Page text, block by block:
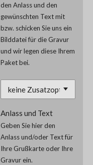
den Anlass und den
gewünschten Text mit
bzw. schicken Sie uns ein
Bilddatei für die Gravur
und wir legen diese Ihrem
Paket bei.
Anlass und Text
Geben Sie hier den
Anlass und/oder Text für
Ihre Grußkarte oder Ihre
Gravur ein.